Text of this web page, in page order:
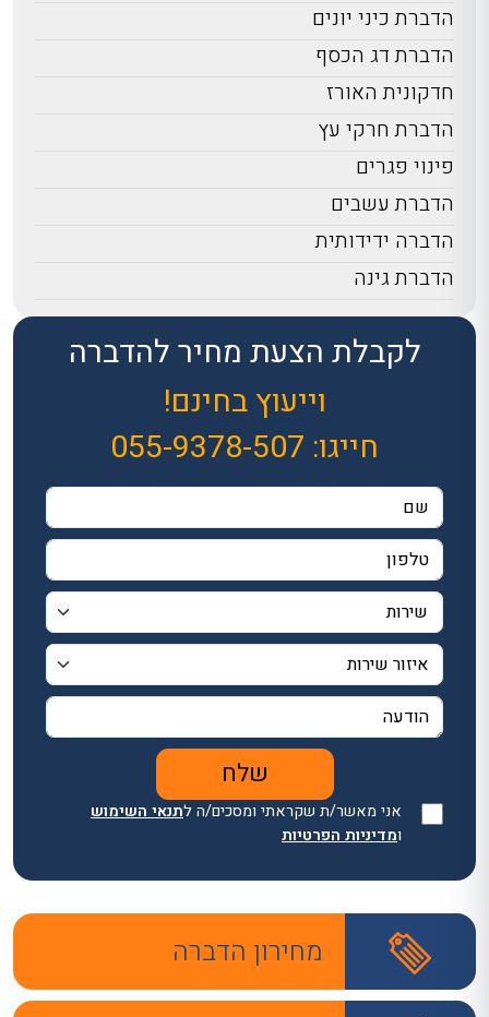
לקבלת הצעת מחיר להדברה
וייעוץ בחינם!
חייגו: 055-9378-507
אני מאשר/ת שקראתי ומסכים/ה לתנאי השימוש
ומדיניות הפרטיות
מחירון הדברה
הדברת כיני יונים
הדברת דג הכסף
חדקונית האורז
הדברת חרקי עץ
פינוי פגרים
הדברת עשבים
הדברה ידידותית
הדברת גינה